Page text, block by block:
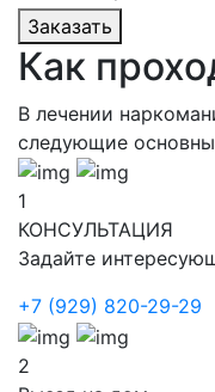
Заказать
Как
В лечении
следующие
1
КОНСУЛЬТАЦИЯ
Задайте
+7 (929) 820-29-29
2